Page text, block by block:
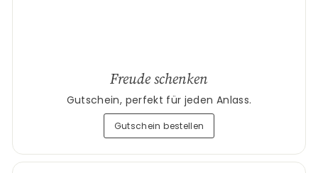
Freude schenken
Gutschein, perfekt für jeden Anlass.
Gutschein bestellen